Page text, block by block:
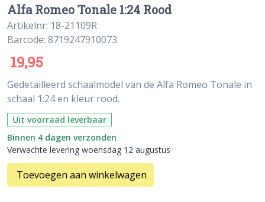
Alfa Romeo Tonale 1:24 Rood
Artikelnr: 18-21109R
Barcode: 8719247910073
19,95
Gedetailleerd schaalmodel van de Alfa Romeo Tonale in
schaal 1:24 en kleur rood.
Uit voorraad leverbaar
Binnen 4 dagen verzonden
Verwachte levering woensdag 12 augustus
Toevoegen aan winkelwagen